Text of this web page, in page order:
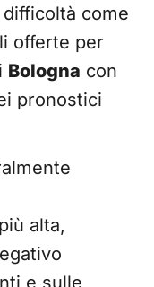
come
offerte per
Bologna con
pronostici
alta,
e sulle